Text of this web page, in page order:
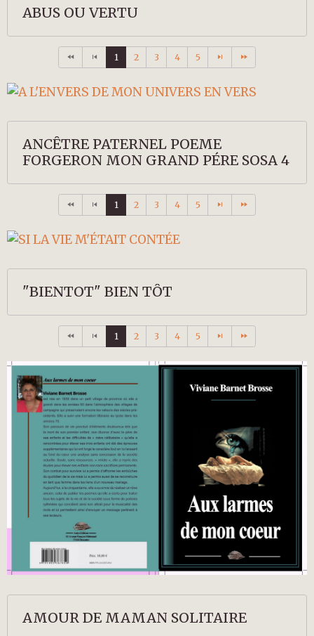
ABUS OU VERTU
1 2 3 4 5
ANCÊTRE PATERNEL POEME
FORGERON MON GRAND PÉRE SOSA 4
1 2 3 4 5
"BIENTOT" BIEN TÔT
1 2 3 4 5
AMOUR DE MAMAN SOLITAIRE